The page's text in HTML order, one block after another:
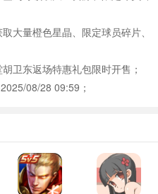
大量橙色星晶、限定球员碎片、
卫东返场特惠礼包限时开售；
08/28 09:59；